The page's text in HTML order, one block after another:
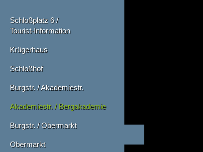
Schloßplatz 6 /
Tourist-Information
Krügerhaus
Schloßhof
Burgstr. / Akademiestr.
Akademiestr. / Bergakademie
Burgstr. / Obermarkt
Obermarkt